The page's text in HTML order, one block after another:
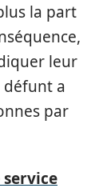
la part
leur
défunt a
par
service